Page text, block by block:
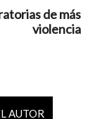
de más
violencia
AUTOR